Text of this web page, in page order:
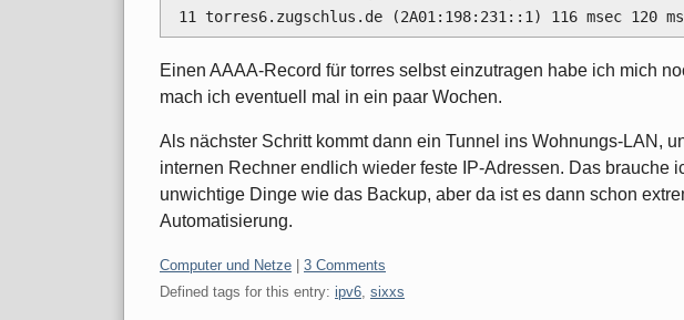
Einen AAAA-Record für torres selbst einzutragen habe ich mich
mach ich eventuell mal in ein paar Wochen.
Als nächster Schritt kommt dann ein Tunnel ins Wohnungs-LAN,
internen Rechner endlich wieder feste IP-Adressen. Das brauche
unwichtige Dinge wie das Backup, aber da ist es dann schon
Automatisierung.
Categories:
Computer und Netze | 3 Comments
Defined tags for this entry: ipv6 sixxs